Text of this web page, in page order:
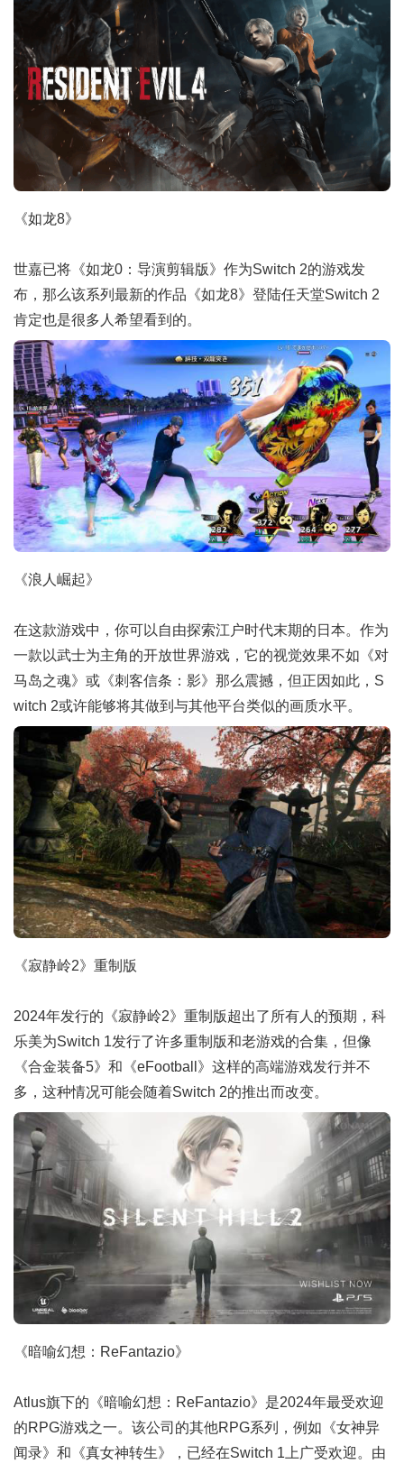
《如龙8》
世嘉已将《如龙0：导演剪辑版》作为Switch 2的游戏发
布，那么该系列最新的作品《如龙8》登陆任天堂Switch 2
肯定也是很多人希望看到的。
《浪人崛起》
在这款游戏中，你可以自由探索江户时代末期的日本。作为
一款以武士为主角的开放世界游戏，它的视觉效果不如《对
马岛之魂》或《刺客信条：影》那么震撼，但正因如此，S
witch 2或许能够将其做到与其他平台类似的画质水平。
《寂静岭2》重制版
2024年发行的《寂静岭2》重制版超出了所有人的预期，科
乐美为Switch 1发行了许多重制版和老游戏的合集，但像
《合金装备5》和《eFootball》这样的高端游戏发行并不
多，这种情况可能会随着Switch 2的推出而改变。
《暗喻幻想：ReFantazio》
Atlus旗下的《暗喻幻想：ReFantazio》是2024年最受欢迎
的RPG游戏之一。该公司的其他RPG系列，例如《女神异
闻录》和《真女神转生》，已经在Switch 1上广受欢迎。由